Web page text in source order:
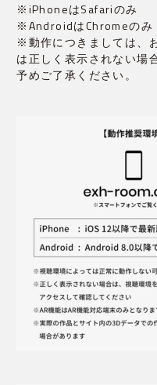
※iPhoneはSafariのみ﻿
※AndroidはChromeのみ﻿
※動作につきましては、
は正しく表示されない場
予めご了承ください。